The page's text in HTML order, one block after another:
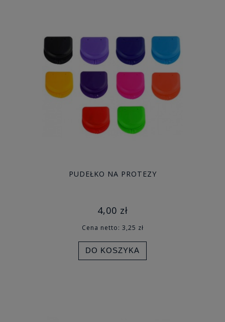
PUDEŁKO NA PROTEZY
4,00 zł
Cena netto: 3,25 zł
DO KOSZYKA